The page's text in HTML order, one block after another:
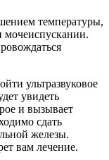
температуры,
ультразвуковое
увидеть
и вызывает
сдать
железы.
вам лечение.